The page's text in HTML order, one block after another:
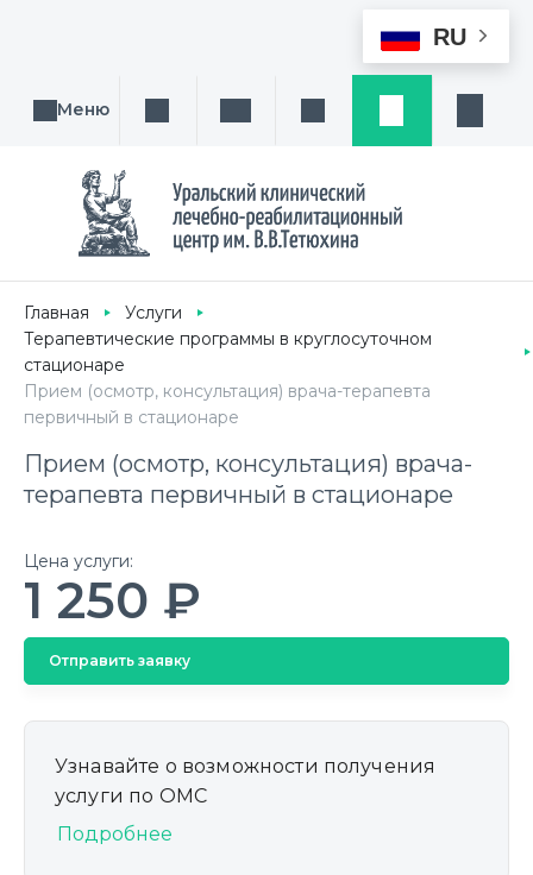
RU
Меню Поиск услуги, направления или врача
Написать намЗаказ звонка
Главная
Услуги
Терапевтические программы в круглосуточном
стационаре
Прием (осмотр, консультация) врача-терапевта
первичный в стационаре
Прием (осмотр, консультация) врача-
терапевта первичный в стационаре
Цена услуги:
1 250 ₽
Отправить заявку
Узнавайте о возможности получения
услуги по ОМС
Подробнее